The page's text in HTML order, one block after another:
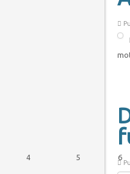
4 5 6